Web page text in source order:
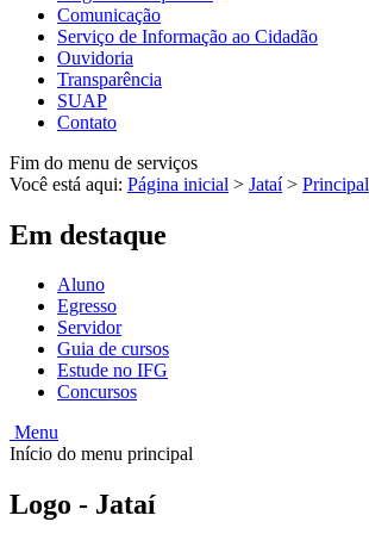
Comunicação
Serviço de Informação ao Cidadão
Ouvidoria
Transparência
SUAP
Contato
Fim do menu de serviços
Você está aqui: Página inicial > Jataí > Principal
Em destaque
Aluno
Egresso
Servidor
Guia de cursos
Estude no IFG
Concursos
Menu
Início do menu principal
Logo - Jataí